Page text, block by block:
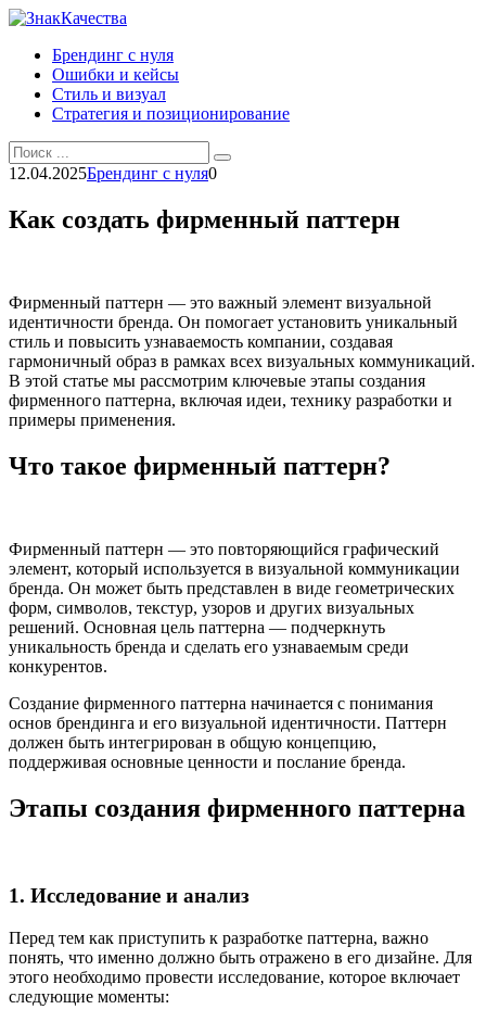
Перейти
контентуБрендинг с нуля
Ошибки и кейсы
Стиль и визуал
Стратегия и позиционирование
Search
for:
12.04.2025Брендинг с нуля0
Как создать фирменный паттерн
Фирменный паттерн — это важный элемент визуальной
идентичности бренда. Он помогает установить уникальный
стиль и повысить узнаваемость компании, создавая
гармоничный образ в рамках всех визуальных коммуникаций.
В этой статье мы рассмотрим ключевые этапы создания
фирменного паттерна, включая идеи, технику разработки и
примеры применения.
Что такое фирменный паттерн?
Фирменный паттерн — это повторяющийся графический
элемент, который используется в визуальной коммуникации
бренда. Он может быть представлен в виде геометрических
форм, символов, текстур, узоров и других визуальных
решений. Основная цель паттерна — подчеркнуть
уникальность бренда и сделать его узнаваемым среди
конкурентов.
Создание фирменного паттерна начинается с понимания
основ брендинга и его визуальной идентичности. Паттерн
должен быть интегрирован в общую концепцию,
поддерживая основные ценности и послание бренда.
Этапы создания фирменного паттерна
1. Исследование и анализ
Перед тем как приступить к разработке паттерна, важно
понять, что именно должно быть отражено в его дизайне. Для
этого необходимо провести исследование, которое включает
следующие моменты: